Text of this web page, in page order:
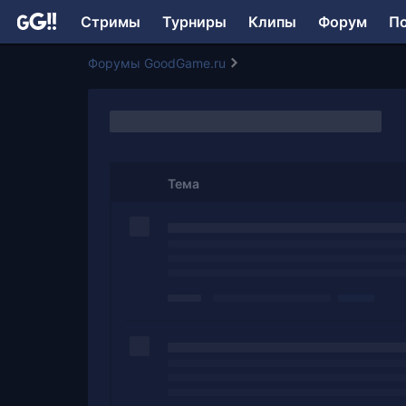
Стримы Турниры Клипы Форум
Форумы GoodGame.ru
Тема